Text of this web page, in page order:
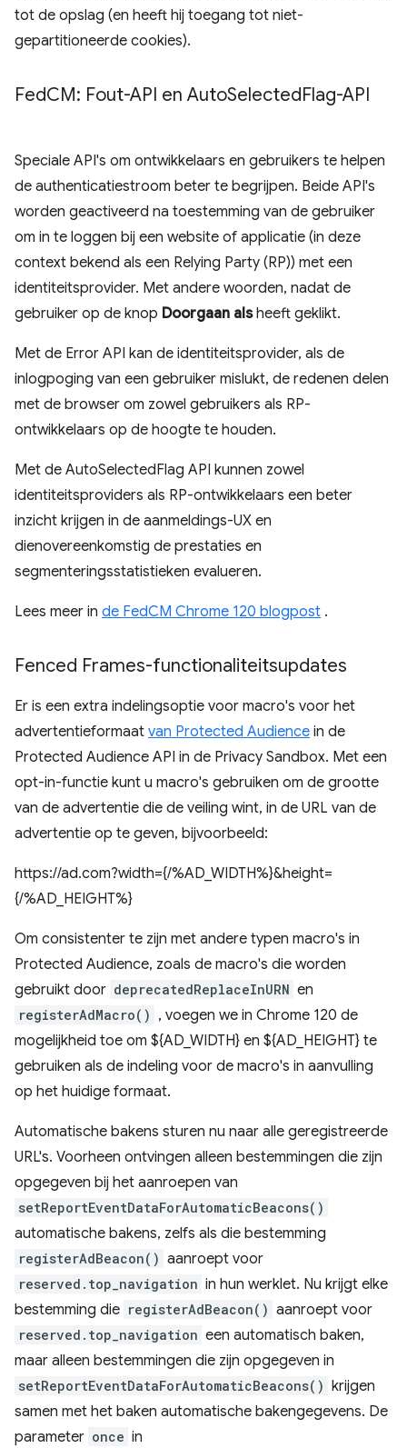
tot de opslag (en heeft hij toegang tot niet-
gepartitioneerde cookies).
FedCM: Fout-API en AutoSelectedFlag-API
Speciale API's om ontwikkelaars en gebruikers te helpen
de authenticatiestroom beter te begrijpen. Beide API's
worden geactiveerd na toestemming van de gebruiker
om in te loggen bij een website of applicatie (in deze
context bekend als een Relying Party (RP)) met een
identiteitsprovider. Met andere woorden, nadat de
gebruiker op de knop Doorgaan alsheeft geklikt.
Met de Error API kan de identiteitsprovider, als de
inlogpoging van een gebruiker mislukt, de redenen delen
met de browser om zowel gebruikers als RP-
ontwikkelaars op de hoogte te houden.
Met de AutoSelectedFlag API kunnen zowel
identiteitsproviders als RP-ontwikkelaars een beter
inzicht krijgen in de aanmeldings-UX en
dienovereenkomstig de prestaties en
segmenteringsstatistieken evalueren.
Lees meer in de FedCM Chrome 120 blogpost .
Fenced Frames-functionaliteitsupdates
Er is een extra indelingsoptie voor macro's voor het
advertentieformaat van Protected Audience in de
Protected Audience API in de Privacy Sandbox. Met een
opt-in-functie kunt u macro's gebruiken om de grootte
van de advertentie die de veiling wint, in de URL van de
advertentie op te geven, bijvoorbeeld:
https://ad.com?width={/%AD_WIDTH%}&height=
{/%AD_HEIGHT%}
Om consistenter te zijn met andere typen macro's in
Protected Audience, zoals de macro's die worden
gebruikt door deprecatedReplaceInURN en
registerAdMacro() , voegen we in Chrome 120 de
mogelijkheid toe om ${AD_WIDTH} en ${AD_HEIGHT} te
gebruiken als de indeling voor de macro's in aanvulling
op het huidige formaat.
Automatische bakens sturen nu naar alle geregistreerde
URL's. Voorheen ontvingen alleen bestemmingen die zijn
opgegeven bij het aanroepen van
setReportEventDataForAutomaticBeacons()
automatische bakens, zelfs als die bestemming
registerAdBeacon() aanroept voor
reserved.top_navigation in hun werklet. Nu krijgt elke
bestemming die registerAdBeacon() aanroept voor
reserved.top_navigation een automatisch baken,
maar alleen bestemmingen die zijn opgegeven in
setReportEventDataForAutomaticBeacons() krijgen
samen met het baken automatische bakengegevens. De
parameter once in